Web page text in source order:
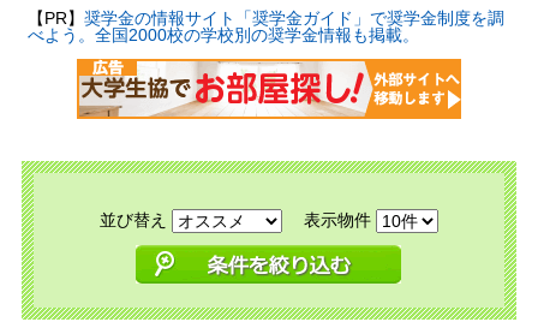
【PR】 奨学金の情報サイト「奨学金ガイド」で奨学金制度を調
べよう。全国2000校の学校別の奨学金情報も掲載。
並び替え 表示物件